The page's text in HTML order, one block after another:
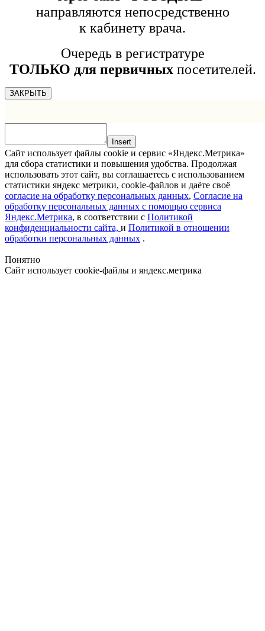
направляются непосредственно
к кабинету врача.
Очередь в регистратуре
ТОЛЬКО для первичныхпосетителей.
ЗАКРЫТЬ
Insert
Сайт использует файлы cookie и сервис «Яндекс.Метрика»
для сбора статистики и повышения удобства. Продолжая
использовать этот сайт, вы соглашаетесь с использованием
статистики яндекс метрики, cookie-файлов и даёте своё
согласие на обработку персональных данных, Согласие на
обработку персональных данных с помощью сервиса
Яндекс.Метрика, в соответствии с Политикой
конфиденциальности сайта, и Политикой в отношении
обработки персональных данных .
Понятно
Сайт использует cookie-файлы и яндекс.метрика